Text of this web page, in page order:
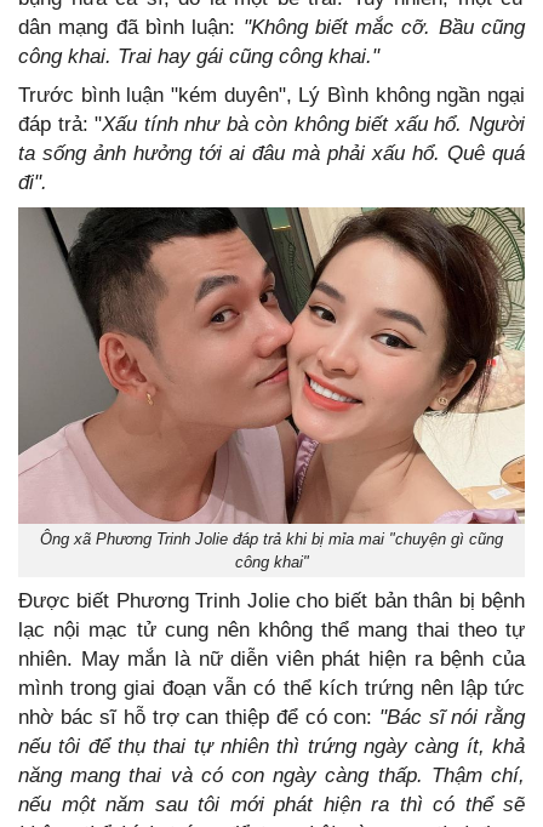
dân mạng đã bình luận: "Không biết mắc cỡ. Bầu cũng
công khai. Trai hay gái cũng công khai."
Trước bình luận "kém duyên", Lý Bình không ngần ngại
đáp trả: "Xấu tính như bà còn không biết xấu hổ. Người
ta sống ảnh hưởng tới ai đâu mà phải xấu hổ. Quê quá
đi".
Ông xã Phương Trinh Jolie đáp trả khi bị mỉa mai "chuyện gì cũng
công khai"
Được biết Phương Trinh Jolie cho biết bản thân bị bệnh
lạc nội mạc tử cung nên không thể mang thai theo tự
nhiên. May mắn là nữ diễn viên phát hiện ra bệnh của
mình trong giai đoạn vẫn có thể kích trứng nên lập tức
nhờ bác sĩ hỗ trợ can thiệp để có con: "Bác sĩ nói rằng
nếu tôi để thụ thai tự nhiên thì trứng ngày càng ít, khả
năng mang thai và có con ngày càng thấp. Thậm chí,
nếu một năm sau tôi mới phát hiện ra thì có thể sẽ